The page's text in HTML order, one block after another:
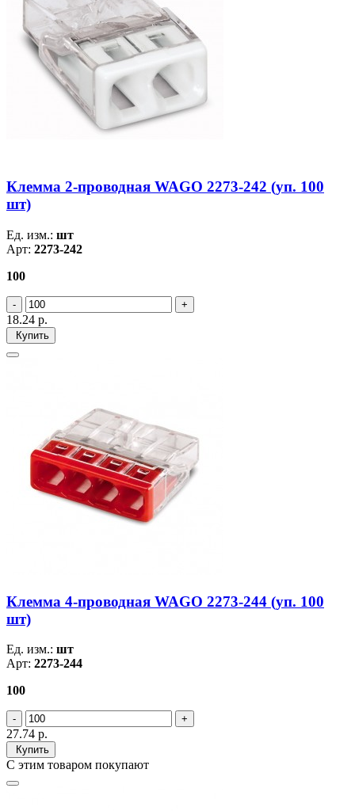
Клемма 2-проводная WAGO 2273-242 (уп. 100
шт)
Ед. изм.: шт
Арт: 2273-242
100
18.24 р.
Купить
Клемма 4-проводная WAGO 2273-244 (уп. 100
шт)
Ед. изм.: шт
Арт: 2273-244
100
27.74 р.
Купить
С этим товаром покупают